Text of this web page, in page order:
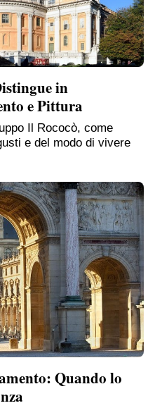
in
e Pittura
Il Rococò, come
e del modo di vivere
Quando lo